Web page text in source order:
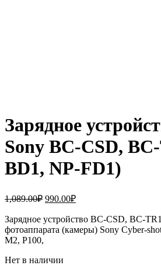
Зарядное
Sony BC-CSD,
BD1, NP-FD1)
1,089.00₽ Первоначальная
составляла
1,089.00₽.
990.00₽Текущая
990.00₽.
Зарядное устройство BC-CSD, BC-
фотоаппарата (камеры) Sony Cyber-
M2, P100,
Нет в наличии